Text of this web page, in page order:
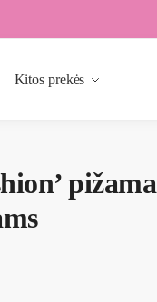
Kitos prekės
pižama